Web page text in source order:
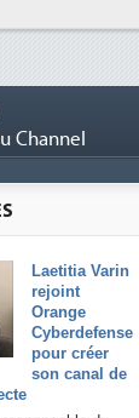
Channel
Laetitia Varin
rejoint
Orange
Cyberdefense
pour créer
son canal de